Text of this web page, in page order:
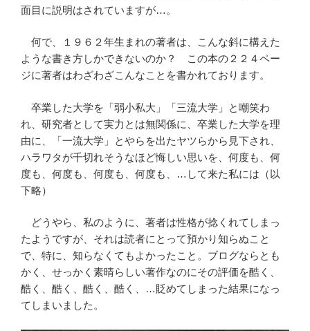
面目に説明はされていますが…。
何で、１９６２年生まれの著者は、こんな斜に構えた
ような書き方しかできないのか？ この本の２２４ペー
ジに著者はわざわざこんなことを書かれております。
卒業した大学を「弱小私大」「三流大学」と嘲笑わ
れ、研究者として実力とは無関係に、卒業した大学を理
由に、「一流大学」とやらを出たヤツらから見下され、
ハラワタが千切れそうなほど悔しい思いを、何度も、何
度も、何度も、何度も、何度も、…して来た私には（以
下略）
どうやら、私のように、著者は性格が捻くれてしまっ
たようですが、それは読者にとって預かり知らぬこと
で、特に、知らなくてもよかったこと。ブログならとも
かく、せっかく素晴らしい著作なのにその評価を酷く、
酷く、酷く、酷く、酷く、…貶めてしまった結果になっ
てしまいました。